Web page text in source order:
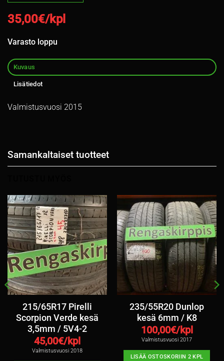
35,00€/kpl
Varasto loppu
Kuvaus
Lisätiedot
Valmistusvuosi 2015
Samankaltaiset tuotteet
215/65R17 Pirelli
Scorpion Verde kesä
3,5mm / 5V4-2
45,00€/kpl
Valmistusvuosi 2018
235/55R20 Dunlop
kesä 6mm / K8
100,00€/kpl
Valmistusvuosi 2017
LISÄÄ OSTOSKORIIN 2 KPL